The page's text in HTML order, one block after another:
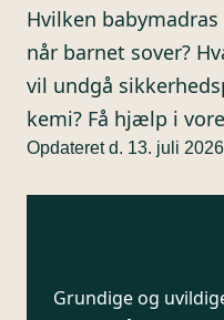
Hvilken
når barnet sover?
vil undgå
kemi? Få hjælp i
Opdateret d. 13. juli 2026
Grundige og